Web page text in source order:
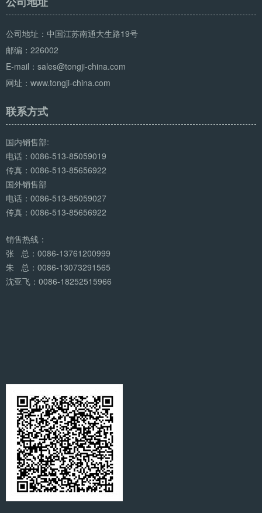
公司地址：中国江苏南通大生路19号
邮编：226002
E-mail：sales@tongji-china.com
网址：www.tongji-china.com
联系方式
国内销售部:
电话：0086-513-85059019
传真：0086-513-85656922
国外销售部
电话：0086-513-85059027
传真：0086-513-85656922
销售热线：
张 总：0086-13761200999
朱 总：0086-13073291565
沈亚飞：0086-18252515966